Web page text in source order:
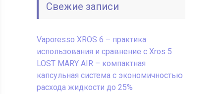
Свежие записи
Vaporesso XROS 6 – практика
использования и сравнение с Xros 5
LOST MARY AIR – компактная
капсульная система с экономичностью
расхода жидкости до 25%